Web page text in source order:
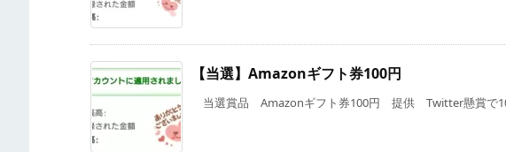
【当選】Amazonギフト券100円
当選賞品 Amazonギフト券100円 提供 Twitter懸賞で